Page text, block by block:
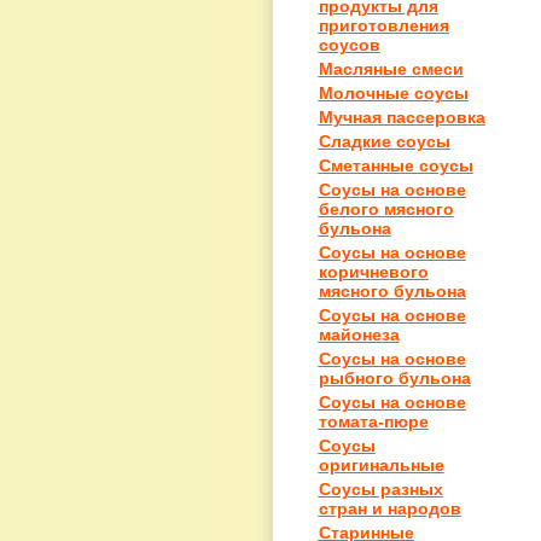
продукты для
приготовления
соусов
Масляные смеси
Молочные соусы
Мучная пассеровка
Сладкие соусы
Сметанные соусы
Соусы на основе
белого мясного
бульона
Соусы на основе
коричневого
мясного бульона
Соусы на основе
майонеза
Соусы на основе
рыбного бульона
Соусы на основе
томата-пюре
Соусы
оригинальные
Соусы разных
стран и народов
Старинные